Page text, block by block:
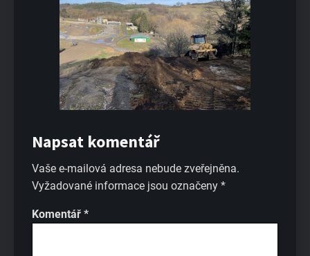
Napsat komentář
Vaše e-mailová adresa nebude zveřejněna.
Vyžadované informace jsou označeny *
Komentář *